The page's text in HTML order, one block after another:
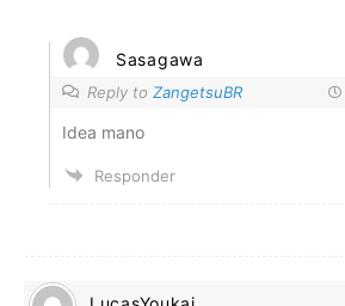
Sasagawa
Reply to ZangetsuBR
Idea mano
Responder